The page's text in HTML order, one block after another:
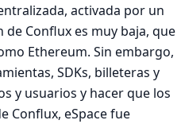
activada por un
Conflux es muy baja, que
Ethereum. Sin embargo,
SDKs, billeteras y
y usuarios y hacer que los
Conflux, eSpace fue